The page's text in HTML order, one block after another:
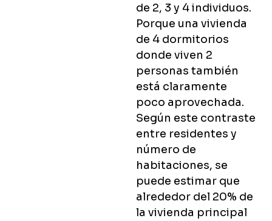
de 2, 3 y 4 individuos.
Porque una vivienda
de 4 dormitorios
donde viven 2
personas también
está claramente
poco aprovechada.
Según este contraste
entre residentes y
número de
habitaciones, se
puede estimar que
alrededor del 20% de
la vivienda principal